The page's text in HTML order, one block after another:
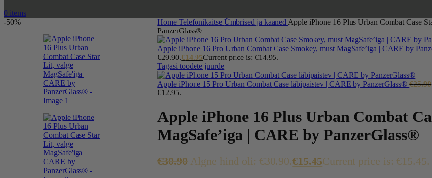
0 items
-50%
HomeTelefonikaitseÜmbrised ja kaaned Apple iPhone 16 Plus Urban Combat Case
PanzerGlass®
Apple iPhone 16 Pro Urban Combat Case Smokey, must MagSafe’iga | CARE by
€29.90.€14.95Current price is: €14.95.
Tagasi toodete juurde
Apple iPhone 15 Pro Urban Combat Case läbipaistev | CARE by PanzerGlass®€25.90
€12.95.
Apple iPhone 16 Plus Urban Combat
MagSafe’iga | CARE by PanzerGlass®
€30.90 Algne hind oli: €30.90.€15.45Current price is: €15.45.